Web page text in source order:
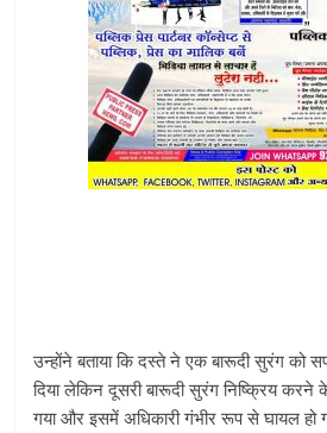
उन्होंने बताया कि दस्ते ने एक बारूदी सुरंग को
दिया लेकिन दूसरी बारूदी सुरंग निष्क्रिय
गया और इसमें अधिकारी गंभीर रूप से घायल हो